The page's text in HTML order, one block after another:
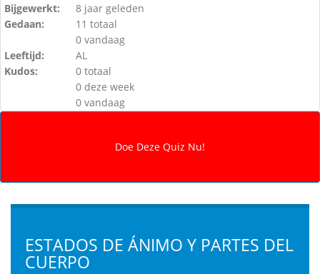
Bijgewerkt:
8 jaar geleden
Gedaan:
11 totaal
0 vandaag
Leeftijd:
AL
Kudos:
0 totaal
0 deze week
0 vandaag
ESTADOS DE ÁNIMO Y PARTES DEL
CUERPO